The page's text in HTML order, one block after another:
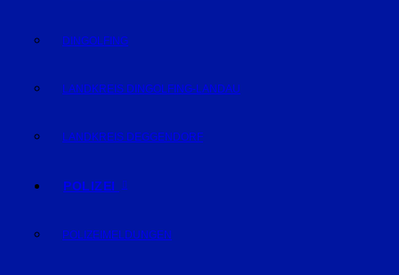
DINGOLFING
LANDKREIS DINGOLFING-LANDAU
LANDKREIS DEGGENDORF
POLIZEI
POLIZEIMELDUNGEN